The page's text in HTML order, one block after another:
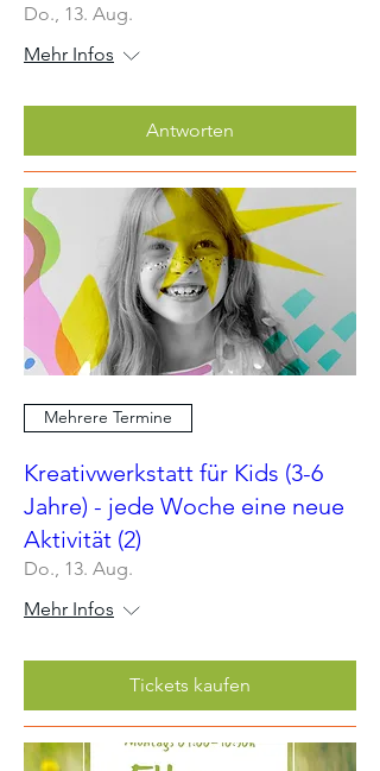
Do., 13. Aug.
Mehr Infos
Antworten
Mehrere Termine
Kreativwerkstatt für Kids (3-6
Jahre) - jede Woche eine neue
Aktivität (2)
Do., 13. Aug.
Mehr Infos
Tickets kaufen